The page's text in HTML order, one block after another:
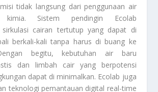
tidak langsung dari penggunaan air
Sistem pendingin Ecolab
sirkulasi cairan tertutup yang dapat di
berkali-kali tanpa harus di buang ke
begitu, kebutuhan air baru
dan limbah cair yang berpotensi
dapat di minimalkan. Ecolab juga
teknologi pemantauan digital real-time